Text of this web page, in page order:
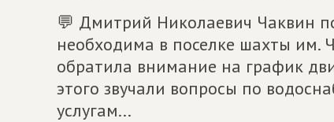
💬 Дмитрий Николаевич Чаквин
необходима в поселке шахты им.
обратила внимание на график
этого звучали вопросы по
услугам...